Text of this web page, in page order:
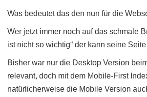
Was bedeutet das den nun für die
Wer jetzt immer noch auf das schmale
ist nicht so wichtig“ der kann seine
Bisher war nur die Desktop Version
relevant, doch mit dem Mobile-First
natürlicherweise die Mobile Version